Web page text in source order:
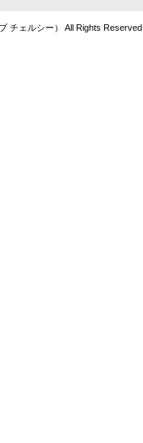
チェルシー） All Rights Reserved.